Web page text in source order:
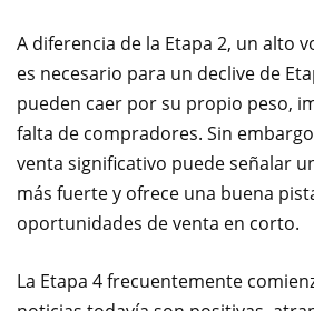
A diferencia de la Etapa 2, un alto
es necesario para un declive de
pueden caer por su propio peso,
falta de compradores. Sin
venta significativo puede señalar
más fuerte y ofrece una buena
oportunidades de venta en corto.
La Etapa 4 frecuentemente